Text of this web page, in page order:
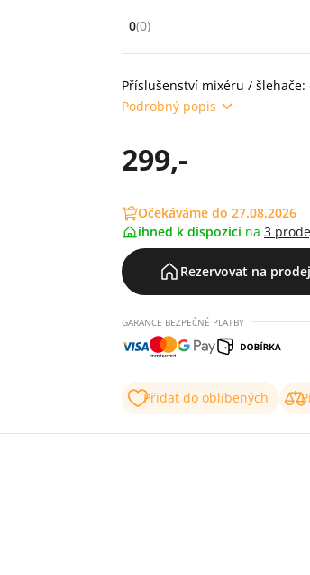
Hodnocení: 0 z 5 (0 recenzí)
0(0)
Příslušenství mixéru /
Podrobný popis
299,-
Očekáváme do 27.08.2026
ihned k dispozici na 3
Rezervovat na
GARANCE BEZPEČNÉ PLATBY
Přidat do oblíbených